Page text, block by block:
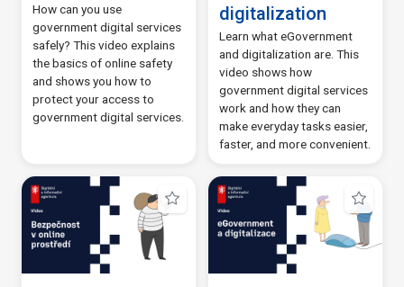
AI - umělá inteligence
(0)
Czech POINT (0)
Digitální dovednosti
(5)
CAAIS (7)
(0)
(1) (4)
How can you use
government digital services
safely? This video explains
the basics of online safety
and shows you how to
protect your access to
government digital services.
digitalization
Learn what eGovernment
and digitalization are. This
video shows how
government digital services
work and how they can
make everyday tasks easier,
faster, and more convenient.